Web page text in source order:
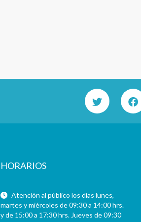
HORARIOS
Atención al público los días lunes,
martes y miércoles de 09:30 a 14:00 hrs.
y de 15:00 a 17:30 hrs. Jueves de 09:30